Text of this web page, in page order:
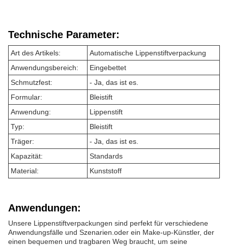
Technische Parameter:
Art des Artikels:
Automatische Lippenstiftverpackung
Anwendungsbereich:
Eingebettet
Schmutzfest:
- Ja, das ist es.
Formular:
Bleistift
Anwendung:
Lippenstift
Typ:
Bleistift
Träger:
- Ja, das ist es.
Kapazität:
Standards
Material:
Kunststoff
Anwendungen:
Unsere Lippenstiftverpackungen sind perfekt für verschiedene
Anwendungsfälle und Szenarien.oder ein Make-up-Künstler, der
einen bequemen und tragbaren Weg braucht, um seine